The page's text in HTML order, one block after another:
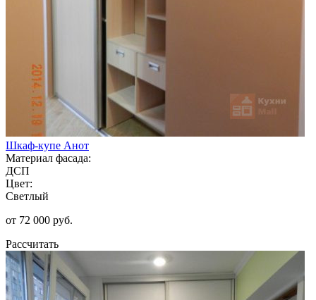
Шкаф-купе Анот
Материал фасада:
ДСП
Цвет:
Светлый
от 72 000 руб.
Рассчитать